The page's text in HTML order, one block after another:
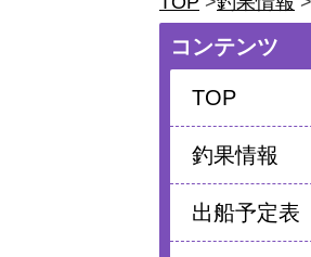
コンテンツ
TOP
釣果情報
出船予定表